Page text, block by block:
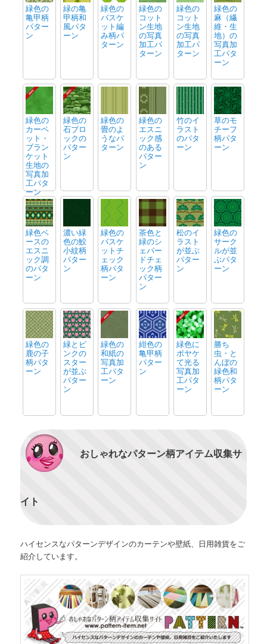
緑色の
亀甲柄
パター
ン
緑の亀
甲柄和
風パタ
ーン
緑色の
バスケ
ット編
み柄パ
ターン
緑色の
コット
ン生地
の写真
加工パ
ターン
緑色の
コット
ン生地
の写真
加工パ
ターン
緑色の
麻（繊
維・生
地）の
写真加
工パタ
ーン
緑色の
カーペ
ット・
ブラン
ケット
生地の
写真加
工パタ
ーン
緑色の
石ブロ
ックの
パター
ン
緑色の
畳のよ
うなパ
ターン
緑色の
エスニ
ック感
のある
パター
ン
竹のイ
ラスト
のパタ
ーン
草のモ
チーフ
柄パタ
ーン
緑色ベ
ースの
エスニ
ック調
のパタ
ーン
濃い緑
色の鮫
小紋柄
パター
ン
緑色の
バスケ
ットチ
ェック
柄パタ
ーン
茶色と
緑のシ
ェパー
ドチェ
ック柄
パター
ン
松のイ
ラスト
が並ぶ
パター
ン
緑色の
サーク
ルが並
ぶパタ
ーン
緑色の
鹿の子
柄パタ
ーン
緑とピ
ンクの
スター
が並ぶ
パター
ン
緑色の
和紙の
写真加
工パタ
ーン
紺色の
亀甲柄
パター
ン
緑色に
ボヤケ
て光る
写真加
工パタ
ーン
勝ち
虫・と
んぼの
緑色和
柄パタ
ーン
おしゃれなパターン柄アイテム収集サ
イト
ハイセンスなパターンデザインのカーテンや壁紙、日用雑貨をご
紹介しています。